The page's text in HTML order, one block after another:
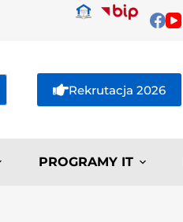
Rekrutacja 2026
PROGRAMY IT